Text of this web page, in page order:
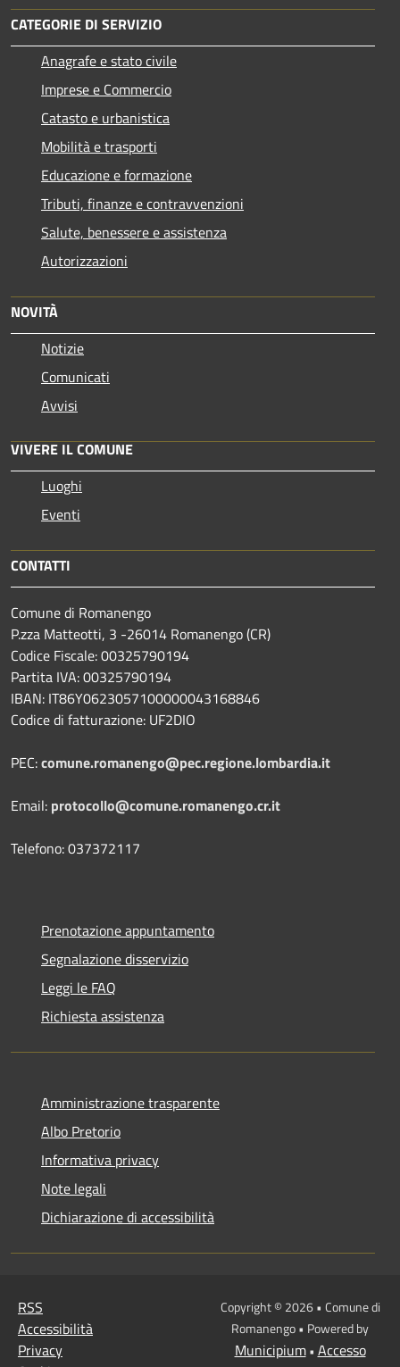
CATEGORIE DI SERVIZIO
Anagrafe e stato civile
Imprese e Commercio
Catasto e urbanistica
Mobilità e trasporti
Educazione e formazione
Tributi, finanze e contravvenzioni
Salute, benessere e assistenza
Autorizzazioni
NOVITÀ
Notizie
Comunicati
Avvisi
VIVERE IL COMUNE
Luoghi
Eventi
CONTATTI
Comune di Romanengo
P.zza Matteotti, 3 -26014 Romanengo (CR)
Codice Fiscale: 00325790194
Partita IVA: 00325790194
IBAN: IT86Y0623057100000043168846
Codice di fatturazione: UF2DIO
PEC:comune.romanengo@pec.regione.lombardia.it
Email: protocollo@comune.romanengo.cr.it
Telefono: 037372117
Prenotazione appuntamento
Segnalazione disservizio
Leggi le FAQ
Richiesta assistenza
Amministrazione trasparente
Albo Pretorio
Informativa privacy
Note legali
Dichiarazione di accessibilità
RSS
Accessibilità
Privacy
Copyright © 2026 • Comune di
Romanengo • Powered by
Municipium• Accesso